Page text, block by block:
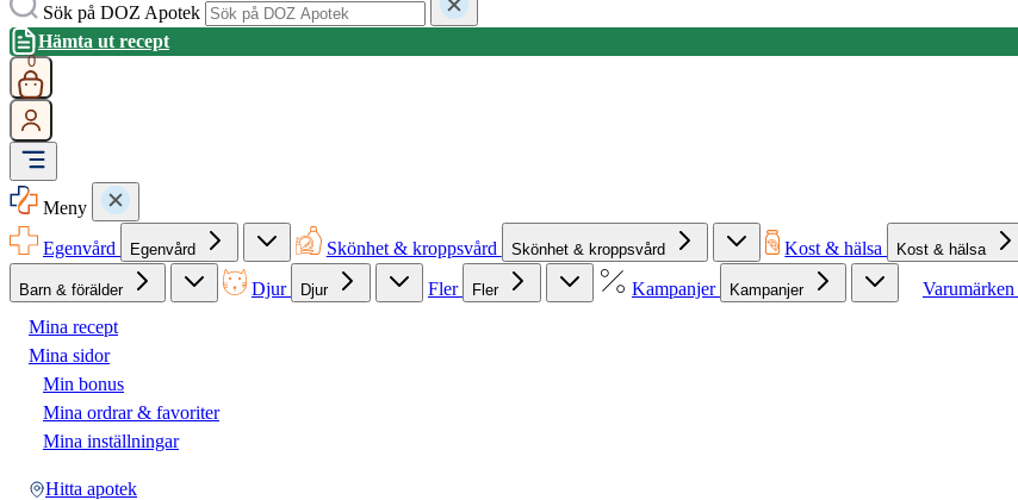
Sök på DOZ Apotek
Hämta ut recept
0
Meny
Egenvård
Egenvård Skönhet & kroppsvård Skönhet & kroppsvård Kost & hälsa Kost & hälsa
Barn & förälder Djur Djur Fler Fler Kampanjer Kampanjer Varumärken
Mina recept
Mina sidor
Min bonus
Mina ordrar & favoriter
Mina inställningar
Hitta apotek